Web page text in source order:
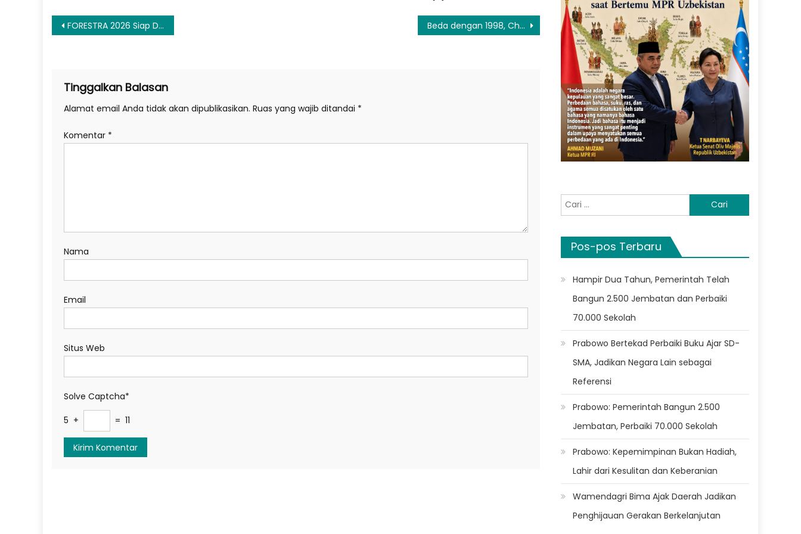
Navigasi
FORESTRA 2026 Siap Digelar, Umumkan Jajaran Penampil Pertama Beda dengan 1998, Chatib Nilai Ekonomi RI Kini Lebih Tahan Guncangan
Tinggalkan Balasan
Alamat email Anda tidak akan dipublikasikan. Ruas yang wajib ditandai *
Komentar *
Nama
Email
Situs Web
Solve Captcha*
5 +
= 11
Cari
untuk:
Pos-pos Terbaru
Hampir Dua Tahun, Pemerintah Telah
Bangun 2.500 Jembatan dan Perbaiki
70.000 Sekolah
Prabowo Bertekad Perbaiki Buku Ajar SD-
SMA, Jadikan Negara Lain sebagai
Referensi
Prabowo: Pemerintah Bangun 2.500
Jembatan, Perbaiki 70.000 Sekolah
Prabowo: Kepemimpinan Bukan Hadiah,
Lahir dari Kesulitan dan Keberanian
Wamendagri Bima Ajak Daerah Jadikan
Penghijauan Gerakan Berkelanjutan